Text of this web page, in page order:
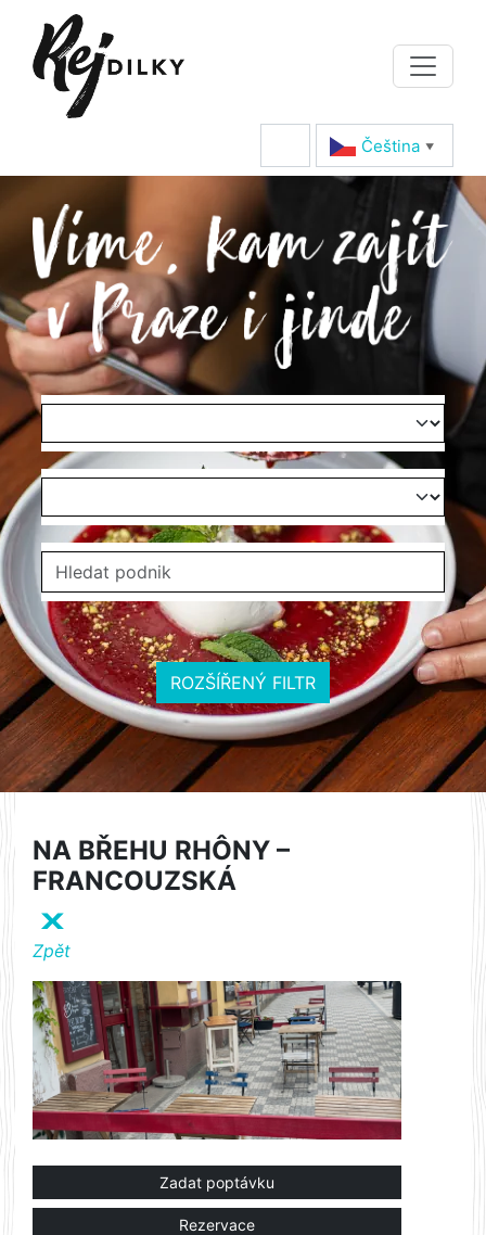
Čeština‎ ▼
ROZŠÍŘENÝ FILTR
NA BŘEHU RHÔNY –
FRANCOUZSKÁ
X
Zpět
Zadat poptávku
Rezervace